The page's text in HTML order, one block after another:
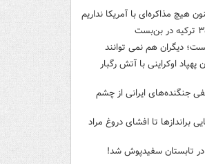
هیچ مذاکره‌ای با آمریکا نداریم
دیگران هم نمی توانند
اوکراینی با آتش رگبار
جنگنده‌های ایرانی از چشم
براندازها تا افشای دروغ مراد
در تابستان سفیدپوش شد!